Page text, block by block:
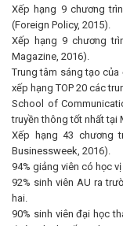
Xếp hạng 9 chương
(Foreign Policy, 2015).
Xếp hạng 9 chương
Magazine, 2016).
Trung tâm sáng tạo
xếp hạng TOP 20 các
School of
truyền thông tốt nhất tại
Xếp hạng 43 chương
Businessweek, 2016).
94% giảng viên có học
92% sinh viên AU ra
hai.
90% sinh viên đại học